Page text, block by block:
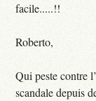
facile.....!!
Roberto,
Qui peste contre
scandale depuis